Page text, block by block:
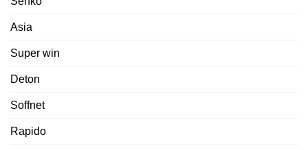
Asia
Super win
Deton
Soffnet
Rapido